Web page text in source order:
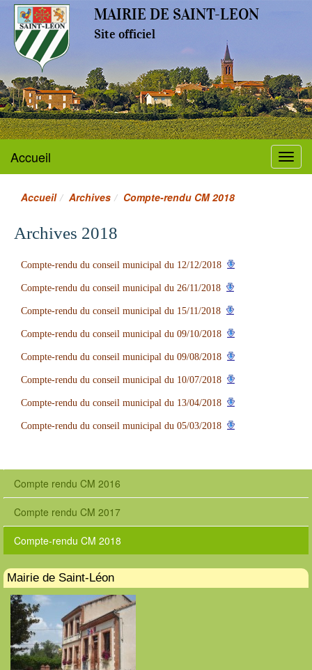
MAIRIE DE SAINT-LEON
Site officiel
Menu
Accueil
Accueil Archives Compte-rendu CM 2018
Archives 2018
Compte-rendu du conseil municipal du 12/12/2018
Compte-rendu du conseil municipal du 26/11/2018
Compte-rendu du conseil municipal du 15/11/2018
Compte-rendu du conseil municipal du 09/10/2018
Compte-rendu du conseil municipal du 09/08/2018
Compte-rendu du conseil municipal du 10/07/2018
Compte-rendu du conseil municipal du 13/04/2018
Compte-rendu du conseil municipal du 05/03/2018
Compte rendu CM 2016
Compte rendu CM 2017
Compte-rendu CM 2018
Mairie de Saint-Léon